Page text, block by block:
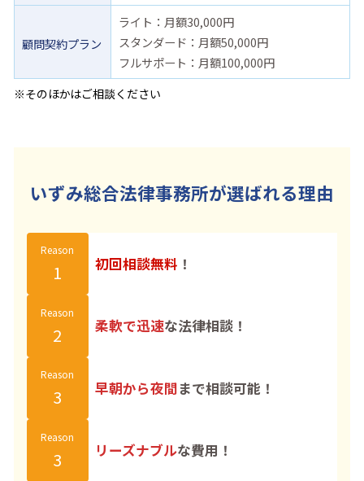
顧問契約プラン
ライト：月額30,000円
スタンダード：月額50,000円
フルサポート：月額100,000円
※そのほかはご相談ください
いずみ総合法律事務所が選ばれる理由
Reason
1 初回相談無料 ！
Reason
2 柔軟で迅速な法律相談！
Reason
3 早朝から夜間まで相談可能！
Reason
3 リーズナブルな費用！